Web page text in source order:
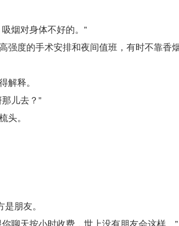
烟对身体不好的。”
强度的手术安排和夜间值班，有时不靠香
解释。
儿去？”
头。
朋友。
聊天按小时收费，世上没有朋友会这样。”